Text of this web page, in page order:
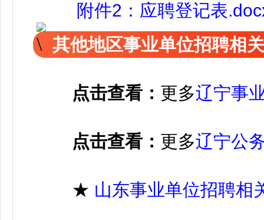
附件2：应聘登记表
其他地区事业单位招聘相
点击查看： 更多辽宁事
点击查看： 更多辽宁公
★ 山东事业单位招聘相